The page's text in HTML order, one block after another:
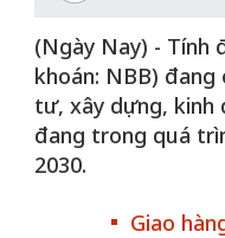
(Ngày Nay) - Tính
khoán: NBB)
tư, xây dựng, kinh
đang trong quá
2030.
Giao